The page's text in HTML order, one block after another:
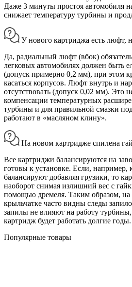
Даже 3 минуты простоя автомобиля
снижает температуру турбины и
У нового картриджа есть люфт,
Да, радиальный люфт (вбок)
легковых автомобилях должен быть
(допуск примерно 0,2 мм), при этом
касаться корпусов. Люфт внутрь и
отсутствовать (допуск 0,02 мм). Это
компенсации температурных
турбины и для правильной смазки
работают в «масляном клину».
На новом картридже спилена
Все картриджи балансируются на
готовы к установке. Если, например,
балансируют добавляя грузики, то
наоборот снимая излишний вес с
помощью дремеля. Таким образом, на
крыльчатке часто видны следы
запилы не влияют на работу
картридж будет работать долгие годы.
Популярные товары